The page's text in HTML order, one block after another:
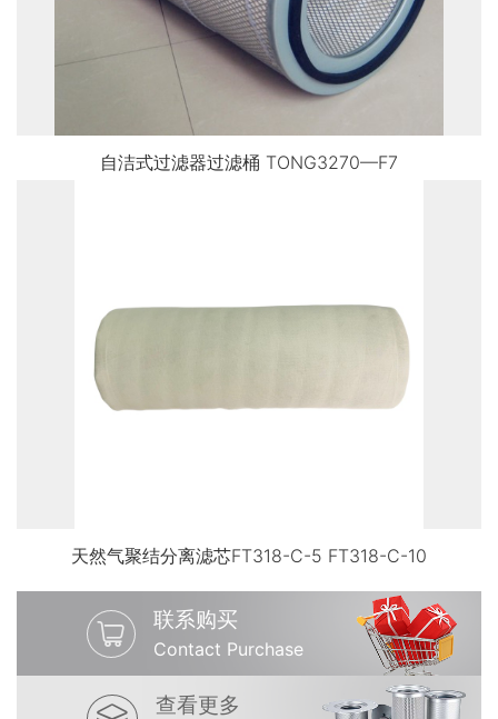
自洁式过滤器过滤桶 TONG3270—F7
天然气聚结分离滤芯FT318-C-5 FT318-C-10
联系购买
Contact Purchase
查看更多